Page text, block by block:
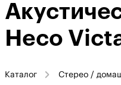
Heco
Каталог
Стерео /